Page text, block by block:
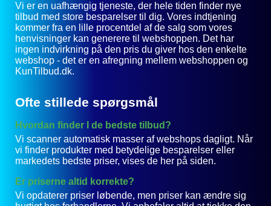
Vi er en uafhængig tjeneste, der hele tiden finder nye
tilbud med store besparelser til dig. Vores indtjening
kommer fra en lille procentdel af de salg som vores
henvisninger kan generere til webshoppen. Det har
ingen indvirkning på den pris du giver hos den enkelte
webshop - det er en afregning mellem webshoppen og
KunTilbud.dk.
Ofte stillede spørgsmål
Hvordan finder I de bedste tilbud?
Vi scanner automatisk masser af webshops dagligt. Når
vi finder produkter med betydelige besparelser eller
markedets bedste priser, vises de her på siden.
Er priserne altid korrekte?
Vi opdaterer priser løbende, men priser kan ændre sig